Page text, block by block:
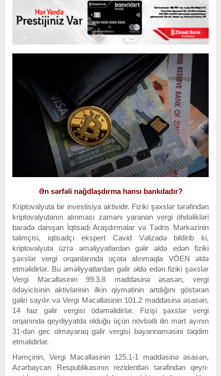
Ən sərfəli nağdlaşdırma hansı bankdadır?
Kriptovalyuta bir investisiya aktividir. Fiziki şəxslər tərəfindən
kriptovalyutanın alınması zamanı yaranan vergi öhdəlikləri
barədə danışan İqtisadi Araşdırmalar və Tədris Mərkəzinin
təlimçisi, iqtisadçı ekspert Cavid Vəlizadə bildirib ki,
kriptovalyuta üzrə əməliyyatlardan gəlir əldə edən fiziki
şəxslər vergi orqanlarında uçota alınmaqla VÖEN əldə
etməlidirlər. Bu əməliyyatlardan gəlir əldə edən fiziki şəxslər
Vergi Məcəlləsinin 99.3.8 maddəsinə əsasən, vergi
ödəyicisinin aktivlərinin ilkin qiymətinin artdığını göstərən
gəliri sayılır və Vergi Məcəlləsinin 101.2 maddəsinə əsasən,
14 faiz gəlir vergisi ödəməlidirlər. Fizişi şəxslər vergi
orqanında qeydiyyatda olduğu üçün növbətli ilin mart ayının
31-dən gec olmayaraq gəlir vergisi bəyannaməsini təqdim
etməlidirlər.
Həmçinin, Vergi Məcəlləsinin 125.1-1 maddəsinə əsasən,
Azərbaycan Respublikasının rezidentləri tərəfindən qeyri-